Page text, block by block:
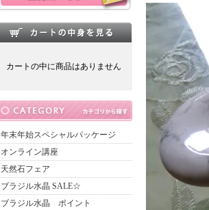
カートの中に商品はありません
年末年始スペシャルパッケージ
オンライン講座
天然石フェア
ブラジル水晶 SALE☆
ブラジル水晶 ポイント